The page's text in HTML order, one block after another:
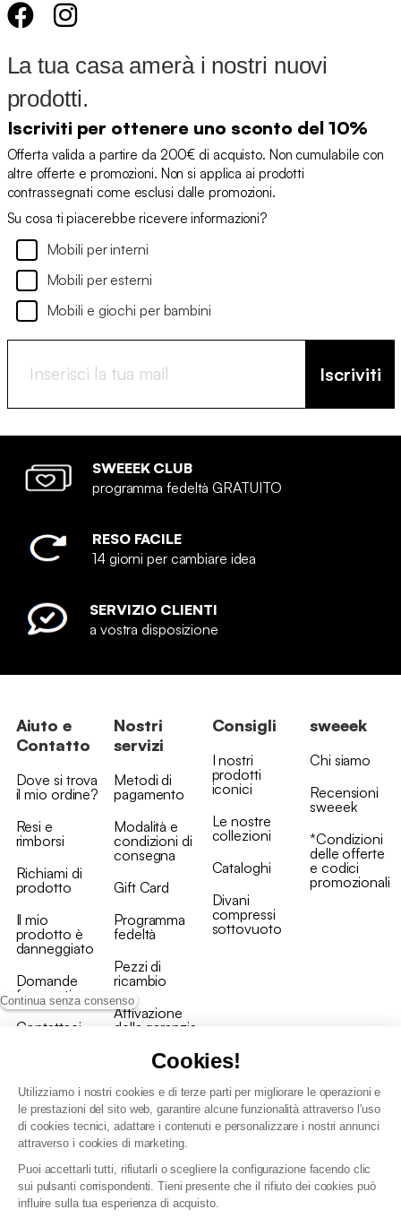
Continua senza consenso
Cookies!
Utilizziamo i nostri cookies e di terze parti per migliorare le operazioni e
le prestazioni del sito web, garantire alcune funzionalità attraverso l'uso
di cookies tecnici, adattare i contenuti e personalizzare i nostri annunci
attraverso i cookies di marketing.
Puoi accettarli tutti, rifiutarli o scegliere la configurazione facendo clic
sui pulsanti corrispondenti. Tieni presente che il rifiuto dei cookies può
influire sulla tua esperienza di acquisto.
La tua casa amerà i nostri nuovi
prodotti.
Iscriviti per ottenere uno sconto del 10%
Offerta valida a partire da 200€ di acquisto. Non cumulabile con
altre offerte e promozioni. Non si applica ai prodotti
contrassegnati come esclusi dalle promozioni.
Su cosa ti piacerebbe ricevere informazioni?
Mobili per interni
Mobili per esterni
Mobili e giochi per bambini
Iscriviti
SWEEEK CLUB
programma fedeltà GRATUITO
RESO FACILE
14 giorni per cambiare idea
SERVIZIO CLIENTI
a vostra disposizione
Aiuto e
Contatto
Dove si trova
il mio ordine?
Resi e
rimborsi
Richiami di
prodotto
Il mio
prodotto è
danneggiato
Domande
frequenti
Contattaci
Nostri
servizi
Metodi di
pagamento
Modalità e
condizioni di
consegna
Gift Card
Programma
fedeltà
Pezzi di
ricambio
Attivazione
della garanzia
Consigli
I nostri
prodotti
iconici
Le nostre
collezioni
Cataloghi
Divani
compressi
sottovuoto
sweeek
Chi siamo
Recensioni
sweeek
*Condizioni
delle offerte
e codici
promozionali
Condizioni generali vendita
Politica di gestione dei dati personali e dei cookie
Condizioni generali di vendita per clienti professionali
Dichiarazione di accessibilità